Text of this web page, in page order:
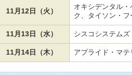
11月12日（火）
オキシデンタル
ク、タイソン・
11月13日（水） シスコシステムズ
11月14日（木） アプライド・マ